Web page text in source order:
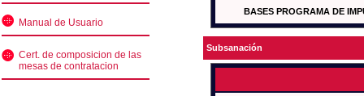
Manual de Usuario
Cert. de composicion de las
mesas de contratacion
BASES PROGRAMA DE
Subsanación